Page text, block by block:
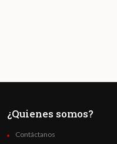
¿Quienes somos?
Contáctanos